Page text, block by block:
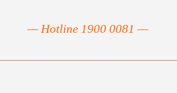
— Hotline 1900 0081 —